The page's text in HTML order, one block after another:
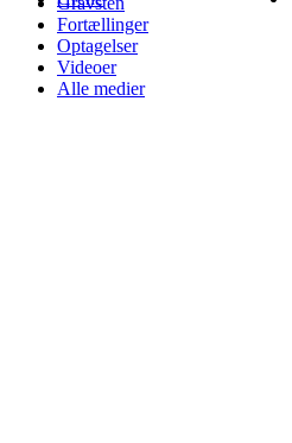
Fortællinger
Optagelser
Videoer
Alle medier